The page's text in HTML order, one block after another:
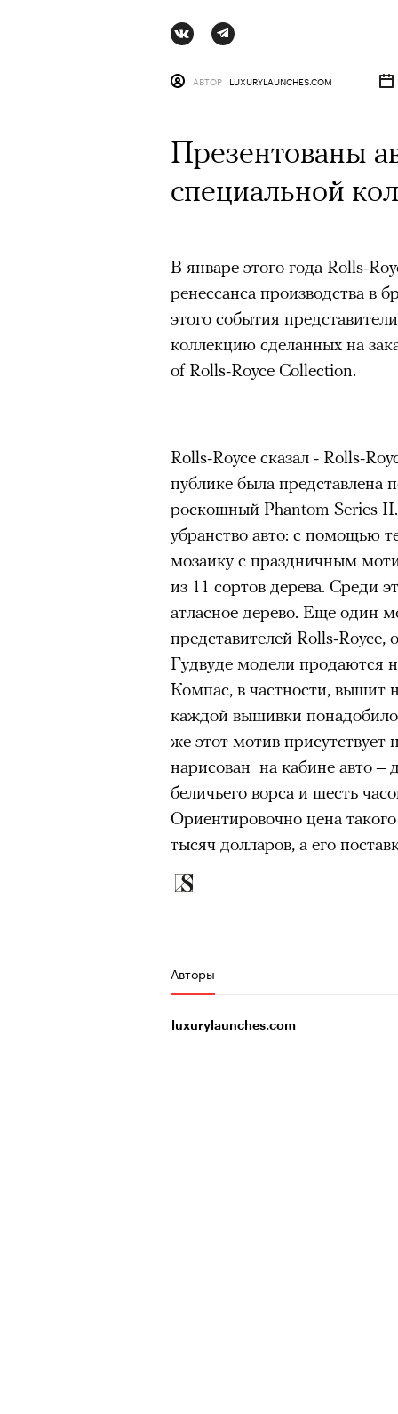
АВТОР LUXURYLAUNCHES.COM
Презентованы
специальной
В январе этого года Rolls-
ренессанса производства в
этого события
коллекцию сделанных на
of Rolls-Royce Collection.
Rolls-Royce сказал - Rolls-
публике была представлена
роскошный Phantom Series
убранство авто: с помощью
мозаику с праздничным
из 11 сортов дерева. Среди
атласное дерево. Еще один
представителей Rolls-Royce,
Гудвуде модели продаются
Компас, в частности, вышит
каждой вышивки
же этот мотив присутствует
нарисован на кабине авто –
беличьего ворса и шесть
Ориентировочно цена
тысяч долларов, а его
Авторы
luxurylaunches.com